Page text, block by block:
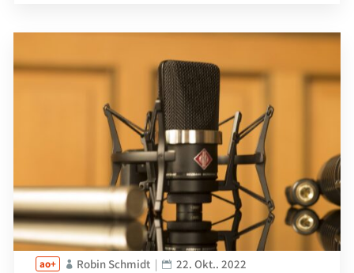
Robin Schmidt 22. Okt.. 2022